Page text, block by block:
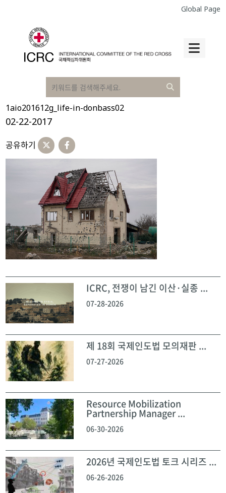
Global Page
1aio201612g_life-in-donbass02
02-22-2017
공유하기
ICRC, 전쟁이 남긴 이산·실종 ...
07-28-2026
제 18회 국제인도법 모의재판 ...
07-27-2026
Resource Mobilization
Partnership Manager ...
06-30-2026
2026년 국제인도법 토크 시리즈 ...
06-26-2026